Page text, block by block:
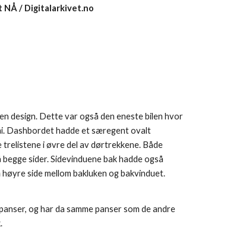
NÅ / Digitalarkivet.no
design. Dette var også den eneste bilen hvor
Dashbordet hadde et særegent ovalt
trelistene i øvre del av dørtrekkene. Både
sider. Sidevinduene bak hadde også
side mellom bakluken og bakvinduet.
og har da samme panser som de andre